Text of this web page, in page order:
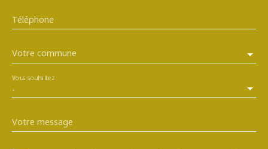
Téléphone
Votre commune
-
Vous souhaitez
Votre message